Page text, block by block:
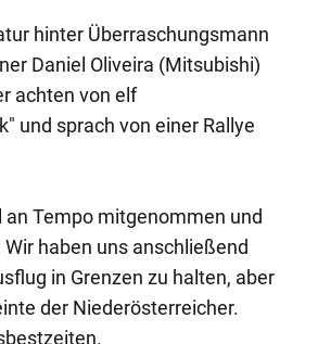
hinter Überraschungsmann
Daniel Oliveira (Mitsubishi)
achten von elf
und sprach von einer Rallye
an Tempo mitgenommen und
haben uns anschließend
in Grenzen zu halten, aber
der Niederösterreicher.